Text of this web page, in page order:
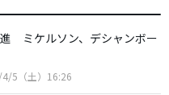
ミケルソン、デシャンボー
5（土）16:26